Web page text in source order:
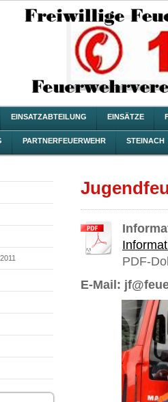
EINSATZABTEILUNG EINSÄTZE
PARTNERFEUERWEHR STEINACH
PDF-
E-Mail: